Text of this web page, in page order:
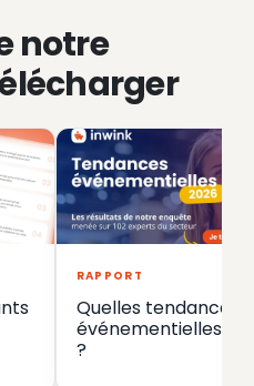
notre
RAPPORT
Quelles tendances
événementielles en
?